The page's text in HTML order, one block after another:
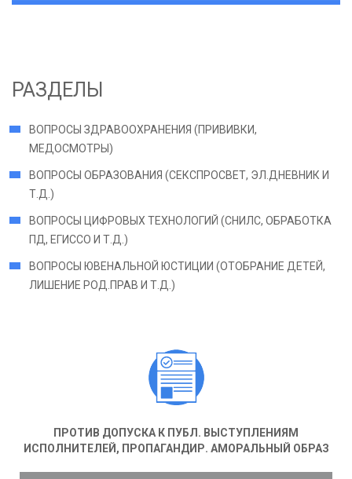
РАЗДЕЛЫ
ВОПРОСЫ ЗДРАВООХРАНЕНИЯ (ПРИВИВКИ,
МЕДОСМОТРЫ)
ВОПРОСЫ ОБРАЗОВАНИЯ (СЕКСПРОСВЕТ, ЭЛ.ДНЕВНИК И
Т.Д.)
ВОПРОСЫ ЦИФРОВЫХ ТЕХНОЛОГИЙ (СНИЛС, ОБРАБОТКА
ПД, ЕГИССО И Т.Д.)
ВОПРОСЫ ЮВЕНАЛЬНОЙ ЮСТИЦИИ (ОТОБРАНИЕ ДЕТЕЙ,
ЛИШЕНИЕ РОД.ПРАВ И Т.Д.)
ПРОТИВ ДОПУСКА К ПУБЛ. ВЫСТУПЛЕНИЯМ
ИСПОЛНИТЕЛЕЙ, ПРОПАГАНДИР. АМОРАЛЬНЫЙ ОБРАЗ